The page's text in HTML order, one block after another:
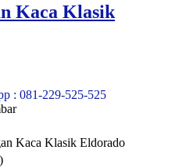
Kaca Klasik
: 081-229-525-525
Kaca Klasik Eldorado